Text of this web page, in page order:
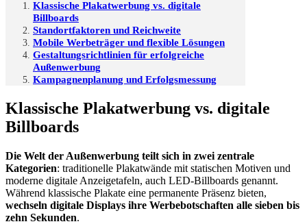
Klassische Plakatwerbung vs. digitale
Billboards
Standortfaktoren und Reichweite
Mobile Werbeträger und flexible Lösungen
Gestaltungsrichtlinien für erfolgreiche
Außenwerbung
Kampagnenplanung und Erfolgsmessung
Klassische Plakatwerbung vs. digitale
Billboards
Die Welt der Außenwerbung teilt sich in zwei zentrale
Kategorien: traditionelle Plakatwände mit statischen Motiven und
moderne digitale Anzeigetafeln, auch LED-Billboards genannt.
Während klassische Plakate eine permanente Präsenz bieten,
wechseln digitale Displays ihre Werbebotschaften alle sieben bis
zehn Sekunden.